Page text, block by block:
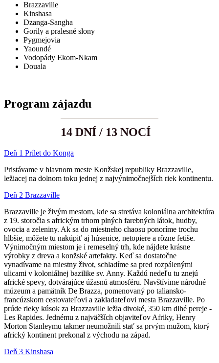
Brazzaville
Kinshasa
Dzanga-Sangha
Gorily a pralesné slony
Pygmejovia
Yaoundé
Vodopády Ekom-Nkam
Douala
Program zájazdu
14 DNÍ / 13 NOCÍ
Deň 1 Prílet do Konga
Pristávame v hlavnom meste Konžskej republiky Brazzaville,
ležiacej na dolnom toku jednej z najvýnimočnejších riek kontinentu.
Deň 2 Brazzaville
Brazzaville je živým mestom, kde sa stretáva koloniálna architektúra
z 19. storočia s africkým trhom plných farebných látok, hudby,
ovocia a zeleniny. Ak sa do miestneho chaosu ponoríme trochu
hlbšie, môžete tu nakúpiť aj húsenice, netopiere a rôzne fetiše.
Výnimočným miestom je i remeselný trh, kde nájdete krásne
výrobky z dreva a konžské artefakty. Keď sa dostatočne
vynadívame na miestny život, schladíme sa pred rozpálenými
ulicami v koloniálnej bazilike sv. Anny. Každú nedeľu tu znejú
africké spevy, dotvárajúce úžasnú atmosféru. Navštívime národné
múzeum a pamätník De Brazza, pomenovaný po taliansko-
francúzskom cestovateľovi a zakladateľovi mesta Brazzaville. Po
prúde rieky kúsok za Brazzaville ležia divoké, 350 km dlhé pereje -
Les Rapides. Jednému z najväčších objaviteľov Afriky, Henry
Morton Stanleymu takmer neumožnili stať sa prvým mužom, ktorý
africký kontinent prekonal z východu na západ.
Deň 3 Kinshasa